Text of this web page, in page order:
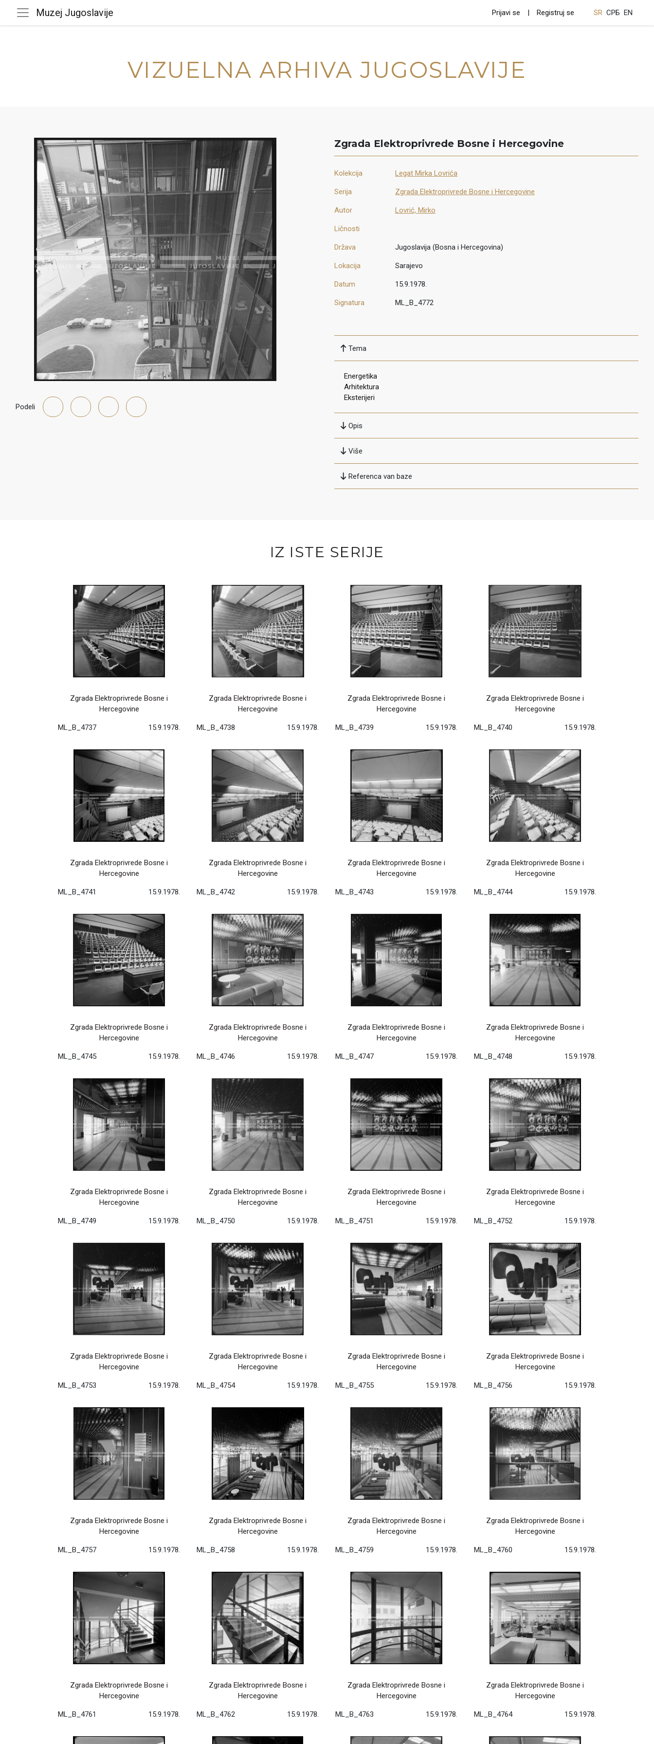
Muzej Jugoslavije Prijavi se Registruj se SR СРБ EN
VIZUELNA ARHIVA JUGOSLAVIJE
Podeli
Zgrada Elektroprivrede Bosne i Hercegovine
Kolekcija Legat Mirka Lovrića
Serija Zgrada Elektroprivrede Bosne i Hercegovine
Autor Lovrić, Mirko
Ličnosti
Država Jugoslavija (Bosna i Hercegovina)
Lokacija Sarajevo
Datum 15.9.1978.
Signatura ML_B_4772
Tema
Energetika
Arhitektura
Eksterijeri
Opis
Više
Referenca van baze
IZ ISTE SERIJE
Zgrada Elektroprivrede Bosne i
Hercegovine
ML_B_4737 15.9.1978.
Zgrada Elektroprivrede Bosne i
Hercegovine
ML_B_4738 15.9.1978.
Zgrada Elektroprivrede Bosne i
Hercegovine
ML_B_4739 15.9.1978.
Zgrada Elektroprivrede Bosne i
Hercegovine
ML_B_4740 15.9.1978.
Zgrada Elektroprivrede Bosne i
Hercegovine
ML_B_4741 15.9.1978.
Zgrada Elektroprivrede Bosne i
Hercegovine
ML_B_4742 15.9.1978.
Zgrada Elektroprivrede Bosne i
Hercegovine
ML_B_4743 15.9.1978.
Zgrada Elektroprivrede Bosne i
Hercegovine
ML_B_4744 15.9.1978.
Zgrada Elektroprivrede Bosne i
Hercegovine
ML_B_4745 15.9.1978.
Zgrada Elektroprivrede Bosne i
Hercegovine
ML_B_4746 15.9.1978.
Zgrada Elektroprivrede Bosne i
Hercegovine
ML_B_4747 15.9.1978.
Zgrada Elektroprivrede Bosne i
Hercegovine
ML_B_4748 15.9.1978.
Zgrada Elektroprivrede Bosne i
Hercegovine
ML_B_4749 15.9.1978.
Zgrada Elektroprivrede Bosne i
Hercegovine
ML_B_4750 15.9.1978.
Zgrada Elektroprivrede Bosne i
Hercegovine
ML_B_4751 15.9.1978.
Zgrada Elektroprivrede Bosne i
Hercegovine
ML_B_4752 15.9.1978.
Zgrada Elektroprivrede Bosne i
Hercegovine
ML_B_4753 15.9.1978.
Zgrada Elektroprivrede Bosne i
Hercegovine
ML_B_4754 15.9.1978.
Zgrada Elektroprivrede Bosne i
Hercegovine
ML_B_4755 15.9.1978.
Zgrada Elektroprivrede Bosne i
Hercegovine
ML_B_4756 15.9.1978.
Zgrada Elektroprivrede Bosne i
Hercegovine
ML_B_4757 15.9.1978.
Zgrada Elektroprivrede Bosne i
Hercegovine
ML_B_4758 15.9.1978.
Zgrada Elektroprivrede Bosne i
Hercegovine
ML_B_4759 15.9.1978.
Zgrada Elektroprivrede Bosne i
Hercegovine
ML_B_4760 15.9.1978.
Zgrada Elektroprivrede Bosne i
Hercegovine
ML_B_4761 15.9.1978.
Zgrada Elektroprivrede Bosne i
Hercegovine
ML_B_4762 15.9.1978.
Zgrada Elektroprivrede Bosne i
Hercegovine
ML_B_4763 15.9.1978.
Zgrada Elektroprivrede Bosne i
Hercegovine
ML_B_4764 15.9.1978.